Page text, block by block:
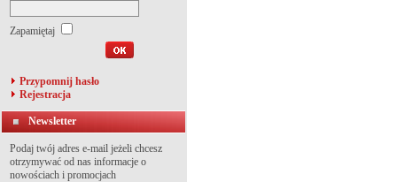
Zapamiętaj
Przypomnij hasło
Rejestracja
Newsletter
Podaj twój adres e-mail jeżeli chcesz
otrzymywać od nas informacje o
nowościach i promocjach